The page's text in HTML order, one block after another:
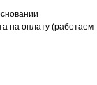
на оплату (работаем